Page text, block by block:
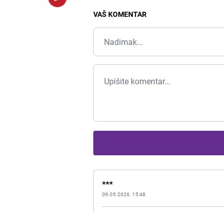
VAŠ KOMENTAR
***
09.05.2026. 15:48